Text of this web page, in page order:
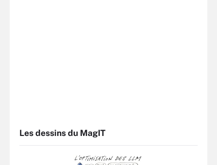
Les dessins du MagIT